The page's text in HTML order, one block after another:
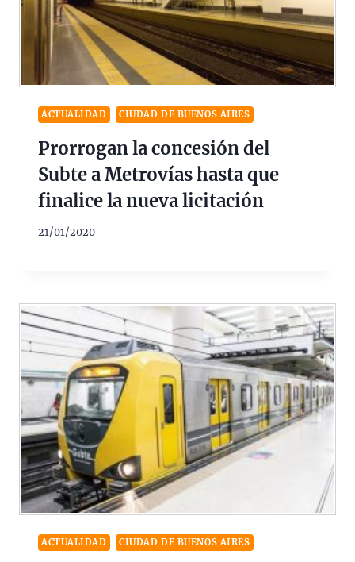
ACTUALIDAD CIUDAD DE BUENOS AIRES
Prorrogan la concesión del
Subte a Metrovías hasta que
finalice la nueva licitación
21/01/2020
ACTUALIDAD CIUDAD DE BUENOS AIRES